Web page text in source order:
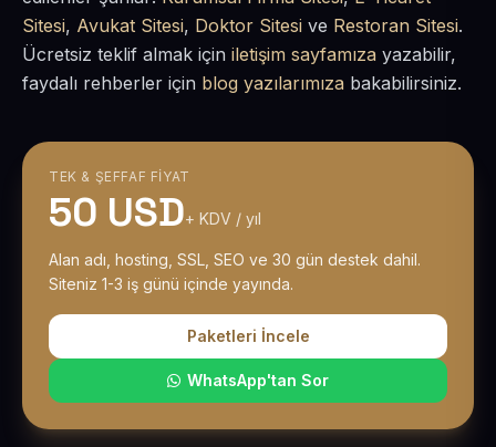
Sitesi, Avukat Sitesi, Doktor Sitesi ve Restoran Sitesi.
Ücretsiz teklif almak için iletişim sayfamıza yazabilir,
faydalı rehberler için blog yazılarımıza bakabilirsiniz.
TEK & ŞEFFAF FIYAT
50 USD+ KDV / yıl
Alan adı, hosting, SSL, SEO ve 30 gün destek dahil.
Siteniz 1-3 iş günü içinde yayında.
Paketleri İncele
WhatsApp'tan Sor